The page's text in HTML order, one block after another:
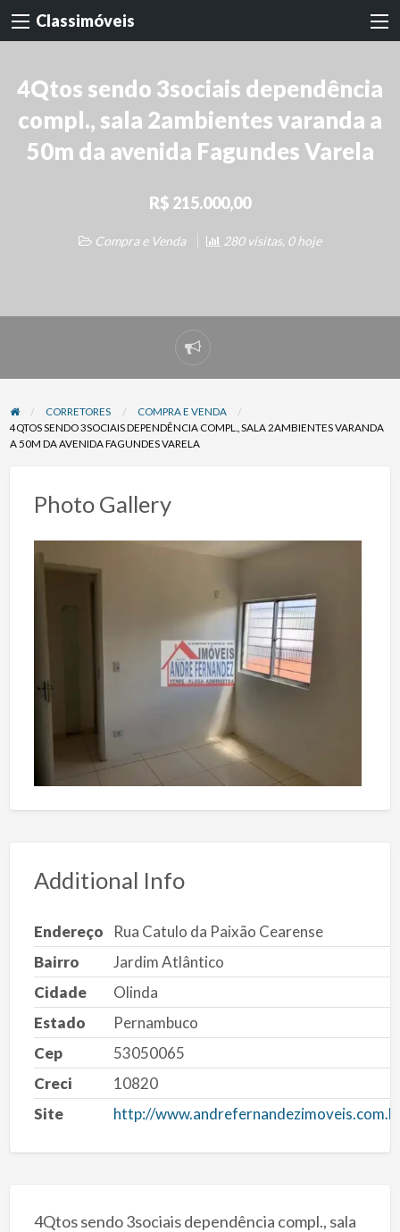
Classimóveis
4Qtos sendo 3sociais dependência
compl., sala 2ambientes varanda a
50m da avenida Fagundes Varela
R$ 215.000,00
Compra e Venda 280 visitas, 0 hoje
Denunciar
problema
CORRETORES
COMPRA E VENDA
4QTOS SENDO 3SOCIAIS DEPENDÊNCIA COMPL., SALA 2AMBIENTES VARANDA
A 50M DA AVENIDA FAGUNDES VARELA
Photo Gallery
Additional Info
Endereço
Rua Catulo da Paixão Cearense
Bairro
Jardim Atlântico
Cidade
Olinda
Estado
Pernambuco
Cep
53050065
Creci
10820
Site
http://
4Qtos sendo 3sociais dependência compl., sala